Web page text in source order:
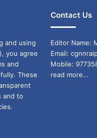
and using
you agree
and
These
and to
Contact Us
Editor Name:
Email:
Mobile:
read more...